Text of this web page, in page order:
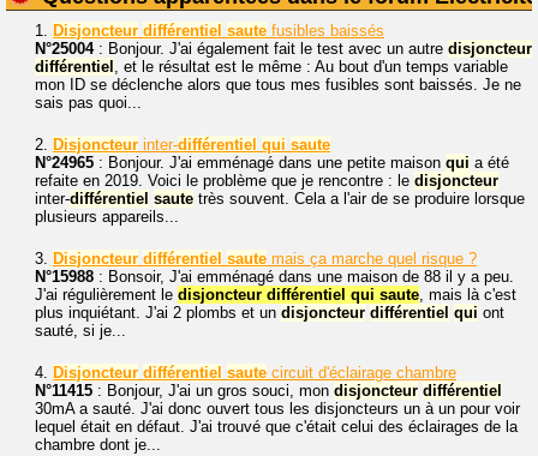
1. Disjoncteur différentiel saute fusibles baissés
N°25004: Bonjour. J'ai également fait le test avec un autre disjoncteur
différentiel , et le résultat est le même : Au bout d'un temps variable
mon ID se déclenche alors que tous mes fusibles sont baissés. Je ne
sais pas quoi...
2. Disjoncteur inter-différentiel qui saute
N°24965 : Bonjour. J'ai emménagé dans une petite maison qui a été
refaite en 2019. Voici le problème que je rencontre : le disjoncteur
inter-différentiel saute très souvent. Cela a l'air de se produire lorsque
plusieurs appareils...
3. Disjoncteur différentiel saute mais ça marche quel risque ?
N°15988 : Bonsoir, J'ai emménagé dans une maison de 88 il y a peu.
J'ai régulièrement le disjoncteur différentiel qui saute, mais là c'est
plus inquiétant. J'ai 2 plombs et un disjoncteur différentiel qui ont
sauté, si je...
4. Disjoncteur différentiel saute circuit d'éclairage chambre
N°11415 : Bonjour, J'ai un gros souci, mon disjoncteur différentiel
30mA a sauté. J'ai donc ouvert tous les disjoncteurs un à un pour voir
lequel était en défaut. J'ai trouvé que c'était celui des éclairages de la
chambre dont je...